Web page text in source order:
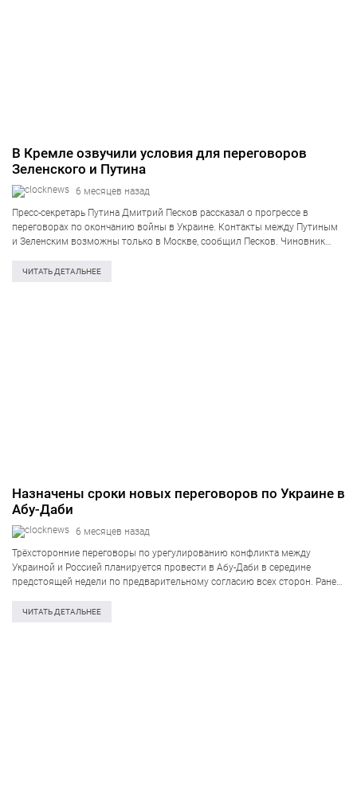
В Кремле озвучили условия для переговоров
Зеленского и Путина
6 месяцев назад
Пресс-секретарь Путина Дмитрий Песков рассказал о прогрессе в
переговорах по окончанию войны в Украине. Контакты между Путиным
и Зеленским возможны только в Москве, сообщил Песков. Чиновник
переговоров с Путиным, они должны…
ЧИТАТЬ ДЕТАЛЬНЕЕ
Назначены сроки новых переговоров по Украине в
Абу-Даби
6 месяцев назад
Трёхсторонние переговоры по урегулированию конфликта между
Украиной и Россией планируется провести в Абу-Даби в середине
предстоящей недели по предварительному согласию всех сторон. Ранее
российские СМИ со ссылкой на источники. «Переговоры…
ЧИТАТЬ ДЕТАЛЬНЕЕ